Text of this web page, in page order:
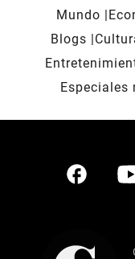
Mundo
Blogs
Especiales